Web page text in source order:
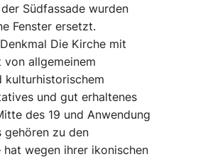
Südfassade wurden
Fenster ersetzt.
Die Kirche mit
allgemeinem
kulturhistorischem
und gut erhaltenes
des 19 und Anwendung
gehören zu den
hat wegen ihrer ikonischen